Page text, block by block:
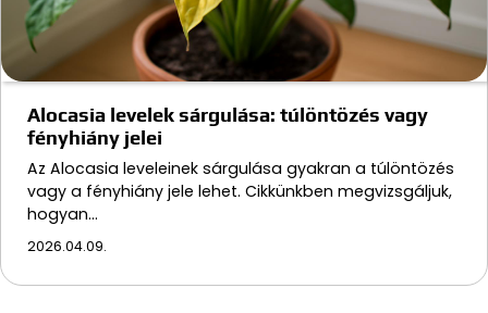
Alocasia levelek sárgulása: túlöntözés vagy
fényhiány jelei
Az Alocasia leveleinek sárgulása gyakran a túlöntözés
vagy a fényhiány jele lehet. Cikkünkben megvizsgáljuk,
hogyan…
2026.04.09.